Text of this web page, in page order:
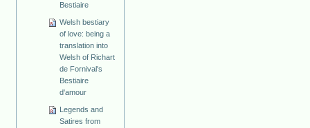
Bestiaire
Welsh bestiary
of love: being a
translation into
Welsh of Richart
de Fornival's
Bestiaire
d'amour
Legends and
Satires from